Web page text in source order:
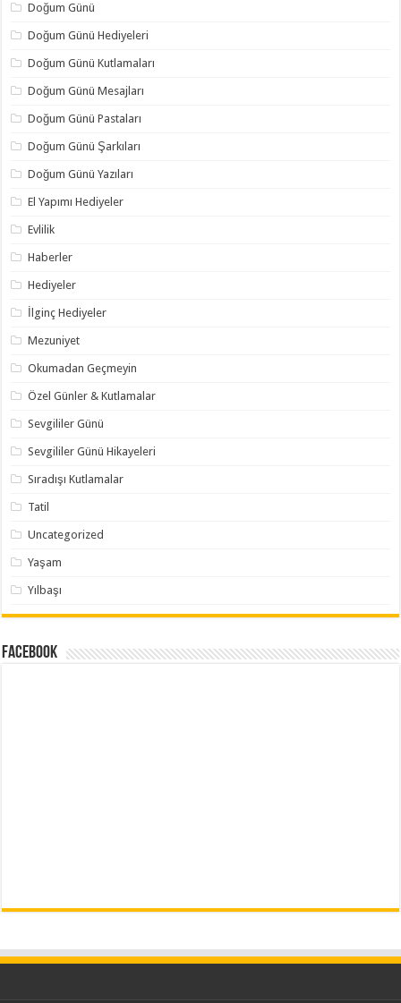
Doğum Günü
Doğum Günü Hediyeleri
Doğum Günü Kutlamaları
Doğum Günü Mesajları
Doğum Günü Pastaları
Doğum Günü Şarkıları
Doğum Günü Yazıları
El Yapımı Hediyeler
Evlilik
Haberler
Hediyeler
İlginç Hediyeler
Mezuniyet
Okumadan Geçmeyin
Özel Günler & Kutlamalar
Sevgililer Günü
Sevgililer Günü Hikayeleri
Sıradışı Kutlamalar
Tatil
Uncategorized
Yaşam
Yılbaşı
Facebook